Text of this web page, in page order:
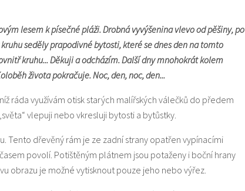
lesem k písečné pláži. Drobná vyvýšenina vlevo od pěšiny, po
seděly prapodivné bytosti, které se dnes den na tomto
kruhu... Děkuji a odcházím. Další dny mnohokrát kolem
života pokračuje. Noc, den, noc, den...
ráda využívám otisk starých malířských válečků do předem
vlepuji nebo vkresluji bytosti a bytůstky.
Tento dřevěný rám je ze zadní strany opatřen vypínacími
povolí. Potištěným plátnem jsou potaženy i boční hrany
obrazu je možné vytisknout pouze jeho nebo výřez.